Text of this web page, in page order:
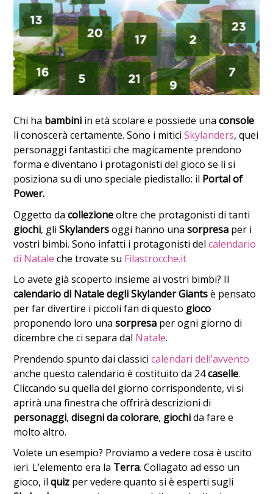
Chi ha bambini in età scolare e possiede unaconsole
li conoscerà certamente. Sono i miticiSkylanders, quei
personaggi fantastici che magicamente prendono
forma e diventano i protagonisti del gioco se li si
posiziona su di uno speciale piedistallo: il Portal of
Power.
Oggetto dacollezioneoltre che protagonisti di tanti
giochi, gliSkylandersoggi hanno unasorpresa per i
vostri bimbi. Sono infatti i protagonisti del calendario
di Natale che trovate su Filastrocche.it
Lo avete già scoperto insieme ai vostri bimbi? Il
calendario di Natale degli Skylander Giantsè pensato
per far divertire i piccoli fan di questo gioco
proponendo loro unasorpresa per ogni giorno di
dicembre che ci separa dal Natale.
Prendendo spunto dai classicicalendari dell’avvento
anche questo calendario è costituito da 24caselle.
Cliccando su quella del giorno corrispondente, vi si
aprirà una finestra che offrirà descrizioni di
personaggi, disegni da colorare, giochida fare e
molto altro.
Volete un esempio? Proviamo a vedere cosa è uscito
ieri. L’elemento era la Terra. Collagato ad esso un
gioco, ilquiz per vedere quanto si è esperti sugli